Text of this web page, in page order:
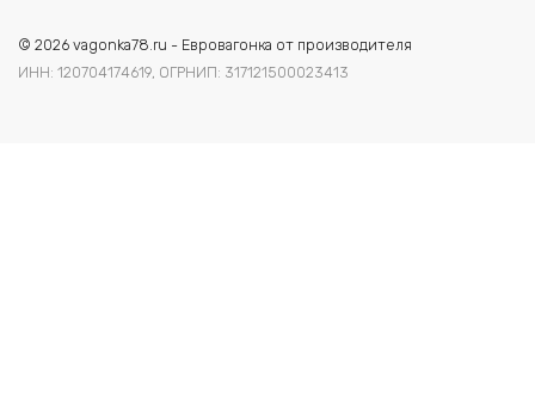
© 2026 vagonka78.ru - Евровагонка от производителя
ИНН: 120704174619, ОГРНИП: 317121500023413